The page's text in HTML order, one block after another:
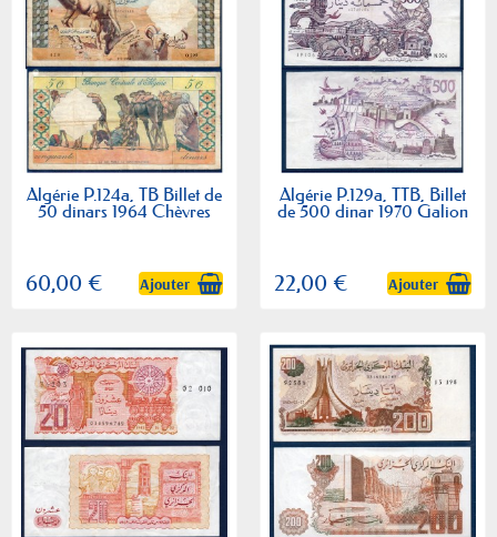
Algérie P.124a, TB Billet de
50 dinars 1964 Chèvres
60,00 € Ajouter
Algérie P.129a, TTB, Billet
de 500 dinar 1970 Galion
22,00 € Ajouter